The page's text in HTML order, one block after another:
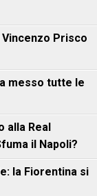
Vincenzo Prisco
messo tutte le
alla Real
il Napoli?
la Fiorentina si